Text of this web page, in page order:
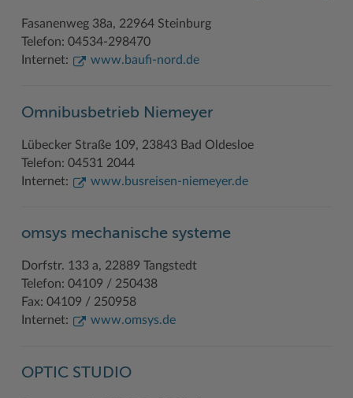
Fasanenweg 38a, 22964 Steinburg
Telefon: 04534-298470
Internet:
www.baufi-nord.de
Omnibusbetrieb Niemeyer
Lübecker Straße 109, 23843 Bad Oldesloe
Telefon: 04531 2044
Internet:
www.busreisen-niemeyer.de
omsys mechanische systeme
Dorfstr. 133 a, 22889 Tangstedt
Telefon: 04109 / 250438
Fax: 04109 / 250958
Internet:
www.omsys.de
OPTIC STUDIO